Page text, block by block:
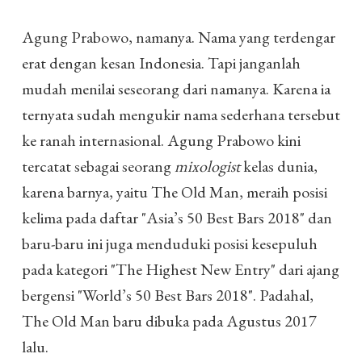
Agung Prabowo, namanya. Nama yang terdengar
erat dengan kesan Indonesia. Tapi janganlah
mudah menilai seseorang dari namanya. Karena ia
ternyata sudah mengukir nama sederhana tersebut
ke ranah internasional. Agung Prabowo kini
tercatat sebagai seorangmixologistkelas dunia,
karena barnya, yaitu The Old Man, meraih posisi
kelima pada daftar "Asia’s 50 Best Bars 2018" dan
baru-baru ini juga menduduki posisi kesepuluh
pada kategori "The Highest New Entry" dari ajang
bergensi "World’s 50 Best Bars 2018". Padahal,
The Old Man baru dibuka pada Agustus 2017
lalu.